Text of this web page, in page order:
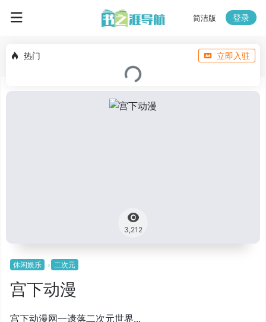
简洁版 登录
热门 立即入驻
3,212
休闲娱乐 二次元
宫下动漫
宫下动漫网一遗落二次元世界...